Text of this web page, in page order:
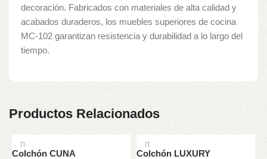
decoración. Fabricados con materiales de alta calidad y
acabados duraderos, los muebles superiores de cocina
MC-102 garantizan resistencia y durabilidad a lo largo del
tiempo.
Productos Relacionados
Colchón CUNA Colchón LUXURY